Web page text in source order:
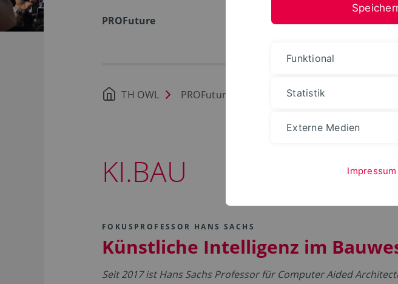
PROFuture
TH OWL PROFuture Zukunftsthemen
KI.BAU
FOKUSPROFESSOR HANS SACHS
Künstliche Intelligenz im
Seit 2017 ist Hans Sachs Professor für Computer Aided
Funktional
Statistik
Externe Medien
Impressum